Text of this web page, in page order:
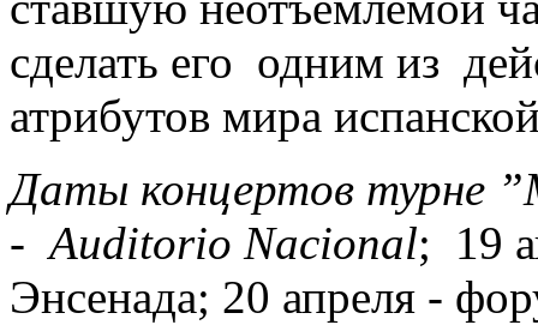
сделать его одним из
атрибутов мира
Даты концертов турне
-Auditorio Nacional; 19
Энсенада; 20 апреля -